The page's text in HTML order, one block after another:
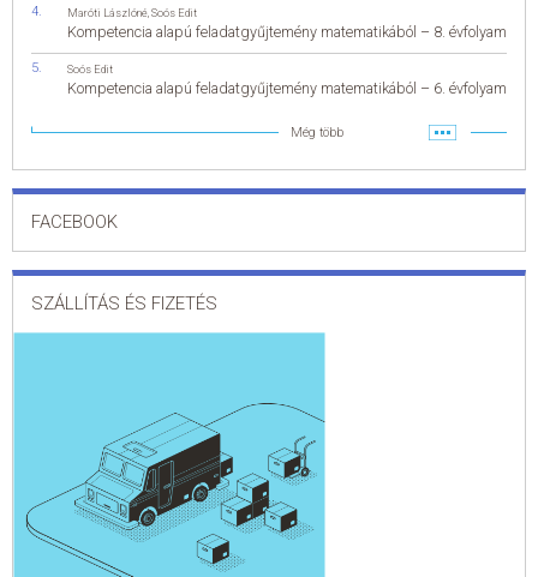
Maróti Lászlóné Soós Edit
Kompetencia alapú feladatgyűjtemény matematikából – 8. évfolyam
Soós Edit
Kompetencia alapú feladatgyűjtemény matematikából – 6. évfolyam
Még több
FACEBOOK
SZÁLLÍTÁS ÉS FIZETÉS